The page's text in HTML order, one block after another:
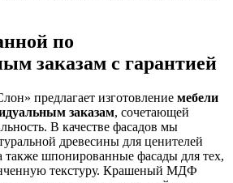
по
заказам с гарантией
предлагает изготовление мебели
заказам, сочетающей
В качестве фасадов мы
древесины для ценителей
также шпонированные фасады для тех,
текстуру. Крашеный МДФ